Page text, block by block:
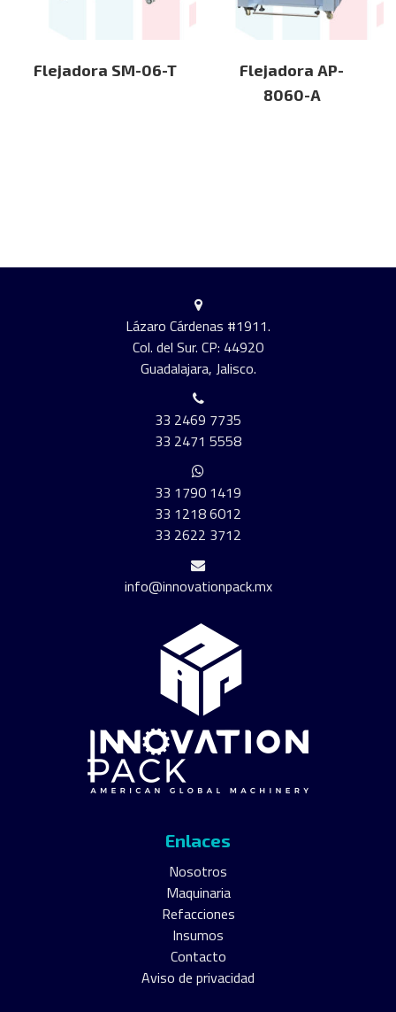
Flejadora SM-06-T
Flejadora AP-
8060-A
Lázaro Cárdenas #1911.
Col. del Sur. CP: 44920
Guadalajara, Jalisco.
33 2469 7735
33 2471 5558
33 1790 1419
33 1218 6012
33 2622 3712
info@innovationpack.mx
Enlaces
Nosotros
Maquinaria
Refacciones
Insumos
Contacto
Aviso de privacidad